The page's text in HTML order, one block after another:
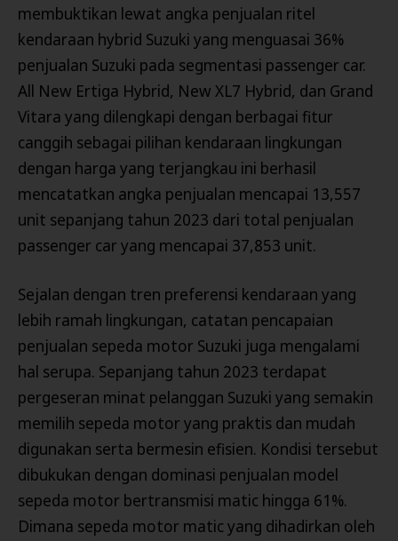
membuktikan lewat angka penjualan ritel
kendaraan hybrid Suzuki yang menguasai 36%
penjualan Suzuki pada segmentasi passenger car.
All New Ertiga Hybrid, New XL7 Hybrid, dan Grand
Vitara yang dilengkapi dengan berbagai fitur
canggih sebagai pilihan kendaraan lingkungan
dengan harga yang terjangkau ini berhasil
mencatatkan angka penjualan mencapai 13,557
unit sepanjang tahun 2023 dari total penjualan
passenger car yang mencapai 37,853 unit.
Sejalan dengan tren preferensi kendaraan yang
lebih ramah lingkungan, catatan pencapaian
penjualan sepeda motor Suzuki juga mengalami
hal serupa. Sepanjang tahun 2023 terdapat
pergeseran minat pelanggan Suzuki yang semakin
memilih sepeda motor yang praktis dan mudah
digunakan serta bermesin efisien. Kondisi tersebut
dibukukan dengan dominasi penjualan model
sepeda motor bertransmisi matic hingga 61%.
Dimana sepeda motor matic yang dihadirkan oleh